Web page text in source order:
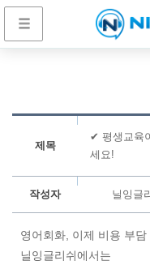
제목
✔ 평생교육
세요!
작성자 닐잉글
영어회화, 이제 비용 부담
닐잉글리쉬에서는